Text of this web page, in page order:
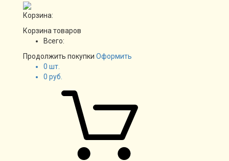
Корзина:
Корзина товаров
Всего:
Продолжить покупки Оформить
0 шт.
0 руб.